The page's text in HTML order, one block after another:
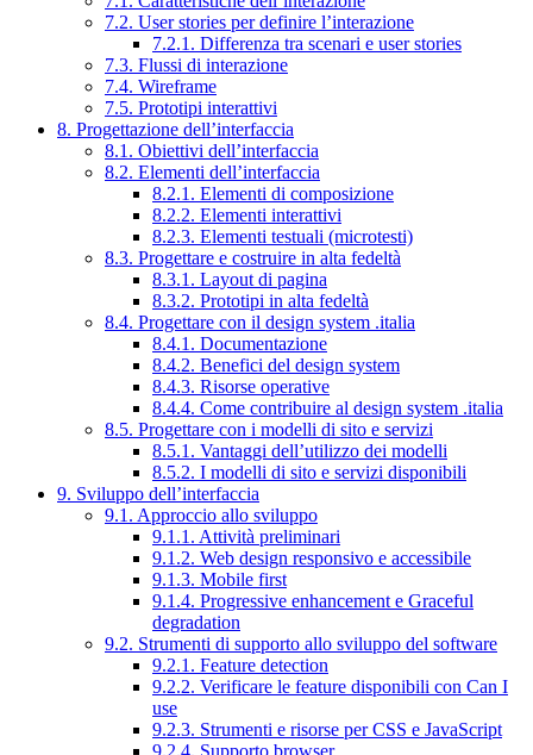
7.2. User stories per definire l’interazione
7.2.1. Differenza tra scenari e user stories
7.3. Flussi di interazione
7.4. Wireframe
7.5. Prototipi interattivi
8. Progettazione dell’interfaccia
8.1. Obiettivi dell’interfaccia
8.2. Elementi dell’interfaccia
8.2.1. Elementi di composizione
8.2.2. Elementi interattivi
8.2.3. Elementi testuali (microtesti)
8.3. Progettare e costruire in alta fedeltà
8.3.1. Layout di pagina
8.3.2. Prototipi in alta fedeltà
8.4. Progettare con il design system .italia
8.4.1. Documentazione
8.4.2. Benefici del design system
8.4.3. Risorse operative
8.4.4. Come contribuire al design system .italia
8.5. Progettare con i modelli di sito e servizi
8.5.1. Vantaggi dell’utilizzo dei modelli
8.5.2. I modelli di sito e servizi disponibili
9. Sviluppo dell’interfaccia
9.1. Approccio allo sviluppo
9.1.1. Attività preliminari
9.1.2. Web design responsivo e accessibile
9.1.3. Mobile first
9.1.4. Progressive enhancement e Graceful
degradation
9.2. Strumenti di supporto allo sviluppo del software
9.2.1. Feature detection
9.2.2. Verificare le feature disponibili con Can I
use
9.2.3. Strumenti e risorse per CSS e JavaScript
9.2.4. Supporto browser